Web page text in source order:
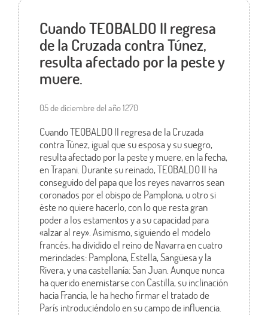
Cuando TEOBALDO II regresa
de la Cruzada contra Túnez,
resulta afectado por la peste y
muere.
05 de diciembre del año 1270
Cuando TEOBALDO II regresa de la Cruzada
contra Túnez, igual que su esposa y su suegro,
resulta afectado por la peste y muere, en la fecha,
en Trapani. Durante su reinado, TEOBALDO II ha
conseguido del papa que los reyes navarros sean
coronados por el obispo de Pamplona, u otro si
éste no quiere hacerlo, con lo que resta gran
poder a los estamentos y a su capacidad para
«alzar al rey». Asimismo, siguiendo el modelo
francés, ha dividido el reino de Navarra en cuatro
merindades: Pamplona, Estella, Sangüesa y la
Rivera, y una castellanía: San Juan. Aunque nunca
ha querido enemistarse con Castilla, su inclinación
hacia Francia, le ha hecho firmar el tratado de
París introduciéndolo en su campo de influencia.